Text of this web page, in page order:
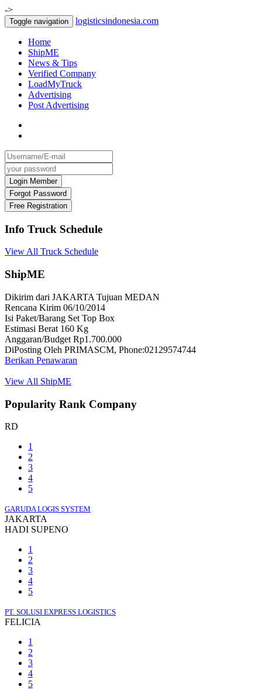
->
Toggle navigation logisticsindonesia.com
Home
ShipME
News & Tips
Verified Company
LoadMyTruck
Advertising
Post Advertising
Info Truck Schedule
View All Truck Schedule
ShipME
Dikirim dari JAKARTA Tujuan MEDAN
Rencana Kirim 06/10/2014
Isi Paket/Barang Set Top Box
Estimasi Berat 160 Kg
Anggaran/Budget Rp1.700.000
DiPosting Oleh PRIMASCM, Phone:02129574744
Berikan Penawaran
View All ShipME
Popularity Rank Company
RD
1
2
3
4
5
GARUDA LOGIS SYSTEM
JAKARTA
HADI SUPENO
1
2
3
4
5
PT. SOLUSI EXPRESS LOGISTICS
FELICIA
1
2
3
4
5